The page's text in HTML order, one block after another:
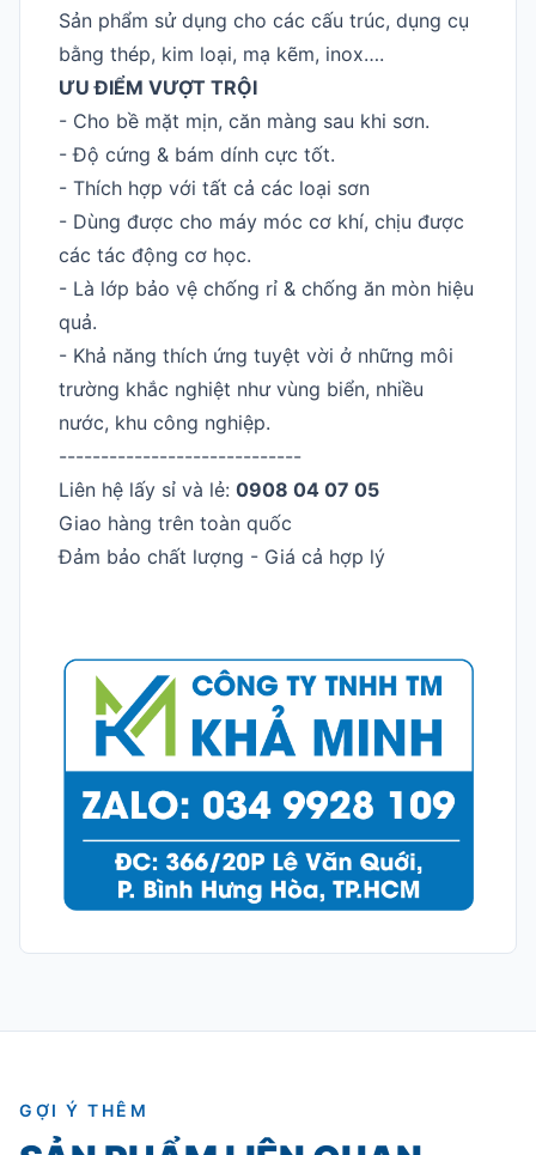
Sản phẩm sử dụng cho các cấu trúc, dụng cụ
bằng thép, kim loại, mạ kẽm, inox….
ƯU ĐIỂM VƯỢT TRỘI
- Cho bề mặt mịn, căn màng sau khi sơn.
- Độ cứng & bám dính cực tốt.
- Thích hợp với tất cả các loại sơn
- Dùng được cho máy móc cơ khí, chịu được
các tác động cơ học.
- Là lớp bảo vệ chống rỉ & chống ăn mòn hiệu
quả.
- Khả năng thích ứng tuyệt vời ở những môi
trường khắc nghiệt như vùng biển, nhiều
nước, khu công nghiệp.
-----------------------------
Liên hệ lấy sỉ và lẻ: 0908 04 07 05
Giao hàng trên toàn quốc
Đảm bảo chất lượng - Giá cả hợp lý
GỢI Ý THÊM